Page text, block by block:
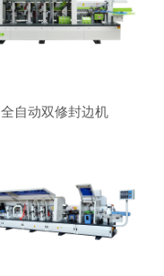
全自动双修封边机